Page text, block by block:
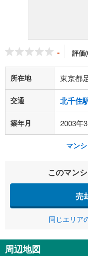
- 評価
所在地 東京都
交通 北千住
築年月 2003年
マン
このマン
売
同じエリア
周辺地図